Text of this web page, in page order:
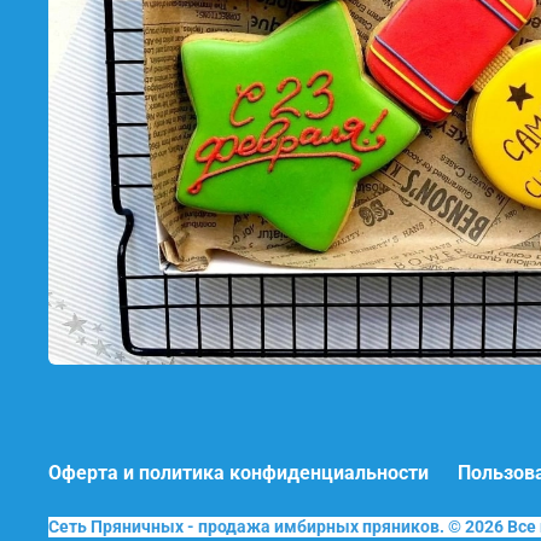
Оферта и политика конфиденциальности
Сеть Пряничных - продажа имбирных пряников. © 2026